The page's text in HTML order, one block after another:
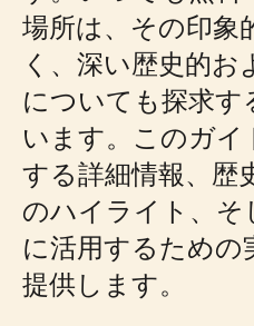
場所は、その印象
く、深い歴史的お
についても探求す
います。このガ
する詳細情報、歴
のハイライト、そ
に活用するための
提供します。